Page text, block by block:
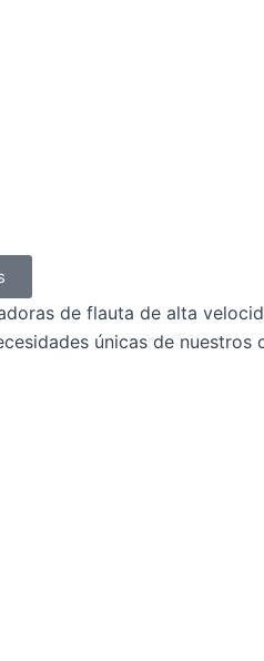
de flauta de alta
únicas de nuestros